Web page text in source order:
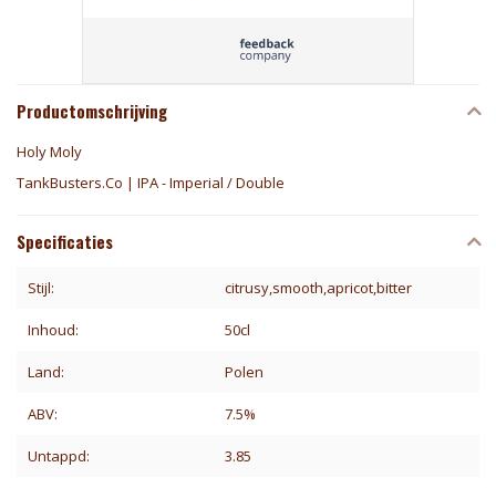
Productomschrijving
Holy Moly
TankBusters.Co | IPA - Imperial / Double
Specificaties
Stijl: citrusy,smooth,apricot,bitter
Inhoud: 50cl
Land: Polen
ABV: 7.5%
Untappd: 3.85